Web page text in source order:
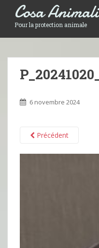
Cosa
Pour la protection animale
6 novembre 2024
Précédent